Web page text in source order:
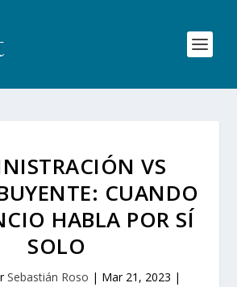
VS
CUANDO
HABLA POR SÍ
SOLO
Sebastián Roso | Mar 21, 2023 |